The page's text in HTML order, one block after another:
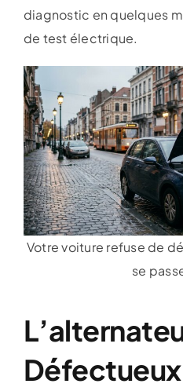
diagnostic en quelques
de test électrique.
Votre voiture refuse de
se
Défectueux